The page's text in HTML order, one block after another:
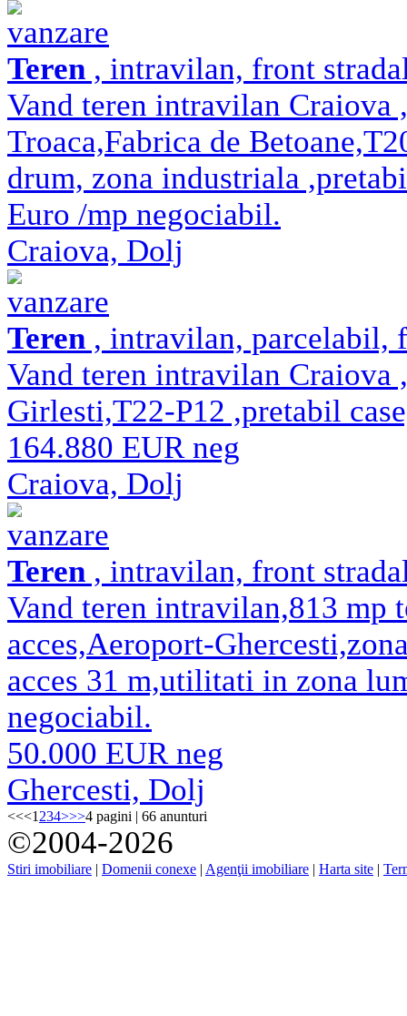
vanzare
Teren , intravilan, front
Vand teren intravilan Craiova
Troaca,Fabrica de
drum, zona industriala
Euro /mp negociabil.
Craiova, Dolj
vanzare
Teren , intravilan, parcelabil,
Vand teren intravilan
Girlesti,T22-P12 ,pretabil
164.880 EUR neg
Craiova, Dolj
vanzare
Teren , intravilan, front
Vand teren intravilan,813 mp
acces,Aeroport-
acces 31 m,utilitati in zona
negociabil.
50.000 EUR neg
Ghercesti, Dolj
<<<1 234>>>4 pagini | 66 anunturi
©2004-2026
Stiri imobiliare | Domenii conexe | Agenţii imobiliare | Harta site |